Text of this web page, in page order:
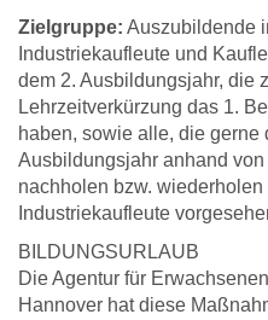
Zielgruppe: Auszubildende
Industriekaufleute und
dem 2. Ausbildungsjahr, die
Lehrzeitverkürzung das 1.
haben, sowie alle, die gerne
Ausbildungsjahr anhand
nachholen bzw. wiederholen
Industriekaufleute
BILDUNGSURLAUB
Die Agentur für
Hannover hat diese